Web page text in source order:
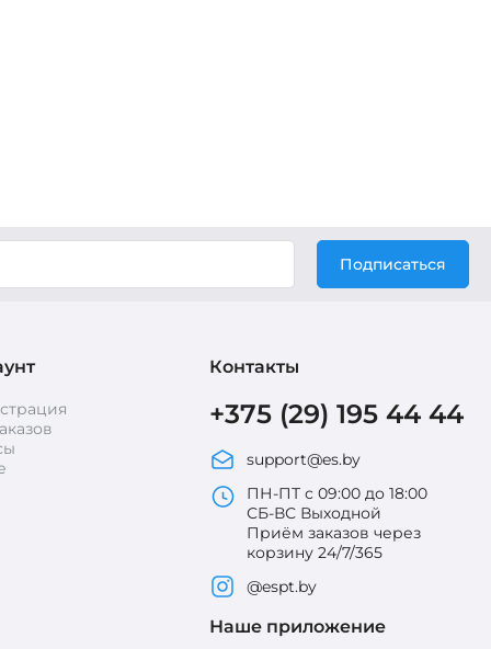
Подписаться
Контакты
+375 (29) 195 44 44
support@es.by
ПН-ПТ с 09:00 до 18:00
СБ-ВС Выходной
Приём заказов через
корзину 24/7/365
@espt.by
Наше приложение